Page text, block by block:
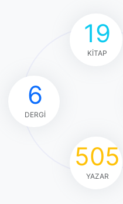
6
DERGI
19
KITAP
505
YAZAR